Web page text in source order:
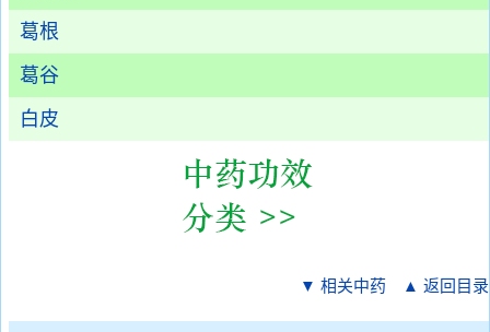
葛根
葛谷
白皮
▼ 相关中药 ▲ 返回目录